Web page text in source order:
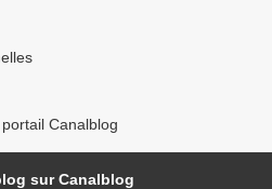
Canalblog
sur Canalblog